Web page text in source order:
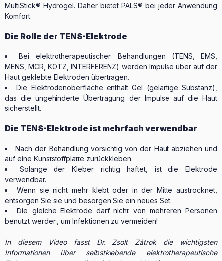
MultiStick® Hydrogel. Daher bietet PALS® bei jeder Anwendung
Komfort.
Die Rolle der TENS-Elektrode
Bei elektrotherapeutischen Behandlungen (TENS, EMS,
MENS, MCR, KOTZ, INTERFERENZ) werden Impulse über auf der
Haut geklebte Elektroden übertragen.
Die Elektrodenoberfläche enthält Gel (gelartige Substanz),
das die ungehinderte Übertragung der Impulse auf die Haut
sicherstellt.
Die TENS-Elektrode ist mehrfach verwendbar
Nach der Behandlung vorsichtig von der Haut abziehen und
auf eine Kunststoffplatte zurückkleben.
Solange der Kleber richtig haftet, ist die Elektrode
verwendbar.
Wenn sie nicht mehr klebt oder in der Mitte austrocknet,
entsorgen Sie sie und besorgen Sie ein neues Set.
Die gleiche Elektrode darf nicht von mehreren Personen
benutzt werden, um Infektionen zu vermeiden!
In diesem Video fasst Dr. Zsolt Zátrok die wichtigsten
Informationen über selbstklebende elektrotherapeutische